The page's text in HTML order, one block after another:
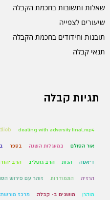
שאלות ותשובות בחכמת הקבלה
שיעורים לצפייה
תובנות וחידודים בחכמת הקבלה
תנאי קבלה
תגיות קבלה
dealing with adversity final.mp4
אור הסולם במעגלות השנה בספר
דיאטה הגות הרב גוטליב הרב
הרזיה התמודדות זוהר עם פירוש
מוהרן מושגים ב- קבלה מרכז